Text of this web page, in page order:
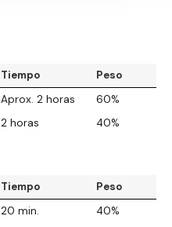
Tiempo
Peso
Aprox. 2 horas
60%
2 horas 40%
Tiempo
Peso
20 min.
40%